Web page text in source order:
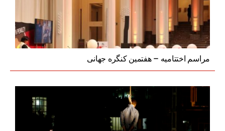
مراسم اختتامیه – هفتمین کنگره جهانی